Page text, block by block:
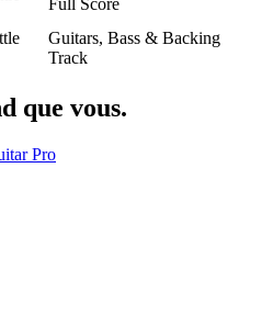
Full Score
Guitars, Bass & Backing
Track
que vous.
Pro